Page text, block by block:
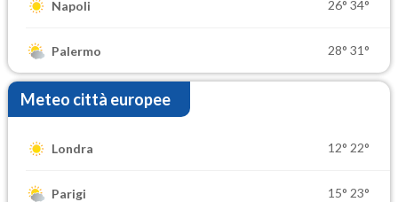
Napoli 26° 34°
Palermo 28° 31°
Meteo città europee
Londra 12° 22°
Parigi 15° 23°